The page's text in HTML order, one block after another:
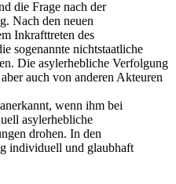
die Frage nach der
Nach den neuen
Inkrafttreten des
sogenannte nichtstaatliche
Die asylerhebliche Verfolgung
auch von anderen Akteuren
wenn ihm bei
asylerhebliche
drohen. In den
individuell und glaubhaft